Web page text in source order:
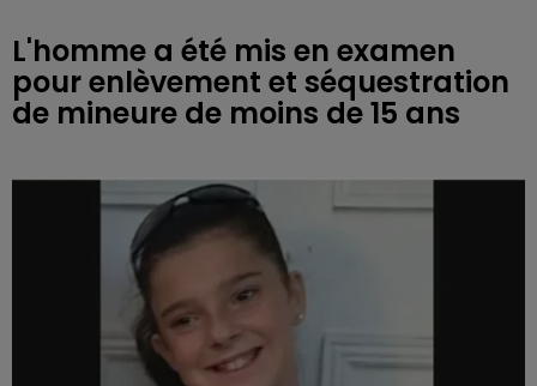
L'homme a été mis en examen
pour enlèvement et séquestration
de mineure de moins de 15 ans